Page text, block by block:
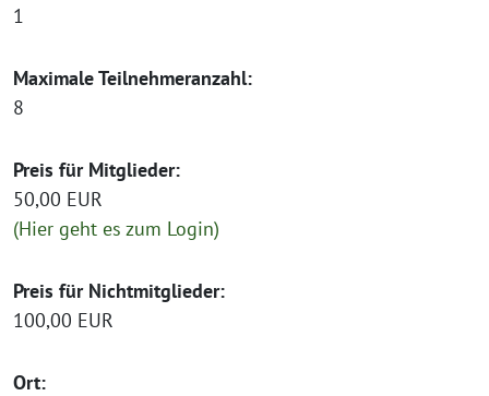
1
Maximale Teilnehmeranzahl:
8
Preis für Mitglieder:
50,00 EUR
(Hier geht es zum Login)
Preis für Nichtmitglieder:
100,00 EUR
Ort: